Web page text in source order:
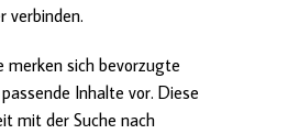
verbinden.
merken sich bevorzugte
Inhalte vor. Diese
mit der Suche nach